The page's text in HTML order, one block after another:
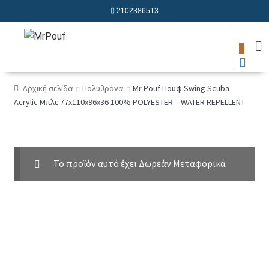
2102386513
0
Αρχική σελίδα Πολυθρόνα
Mr Pouf Πουφ Swing Scuba
Acrylic Μπλε 77x110x96x36 100% POLYESTER – WATER REPELLENT
Το προϊόν αυτό έχει Δωρεάν Μεταφορικά